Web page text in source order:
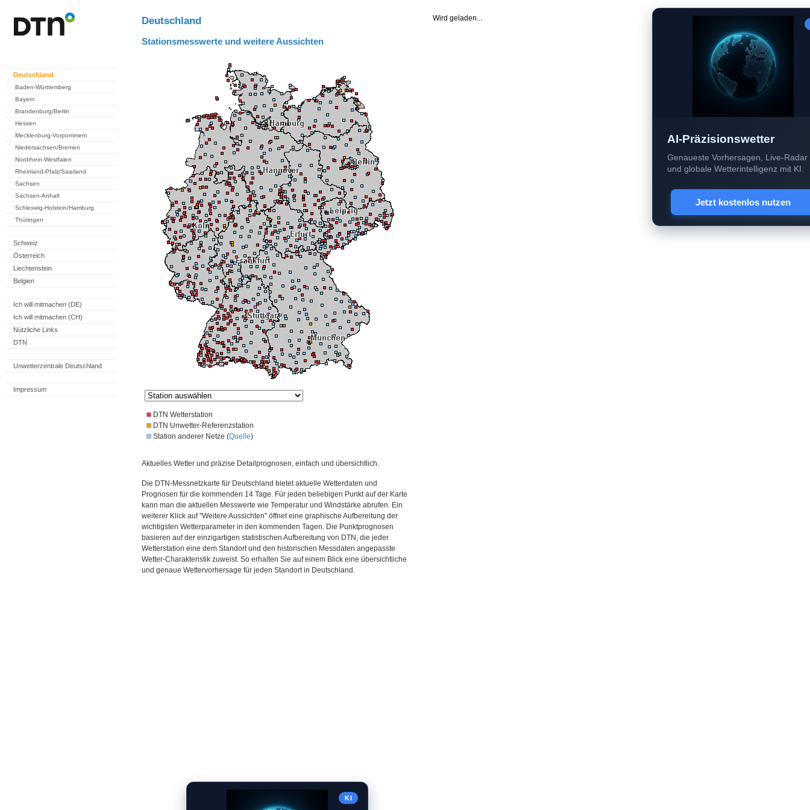
Deutschland
Baden-Württemberg
Bayern
Brandenburg/Berlin
Hessen
Mecklenburg-Vorpommern
Niedersachsen/Bremen
Nordrhein-Westfalen
Rheinland-Pfalz/Saarland
Sachsen
Sachsen-Anhalt
Schleswig-Holstein/Hamburg
Thüringen
Schweiz
Österreich
Liechtenstein
Belgien
Ich will mitmachen (DE)
Ich will mitmachen (CH)
Nützliche Links
DTN
Unwetterzentrale Deutschland
Impressum
Deutschland
Stationsmesswerte und weitere Aussichten
DTN Wetterstation
DTN Unwetter-Referenzstation
Station anderer Netze (Quelle)
Aktuelles Wetter und präzise Detailprognosen, einfach und übersichtlich.
Die DTN-Messnetzkarte für Deutschland bietet aktuelle Wetterdaten und
Prognosen für die kommenden 14 Tage. Für jeden beliebigen Punkt auf der Karte
kann man die aktuellen Messwerte wie Temperatur und Windstärke abrufen. Ein
weiterer Klick auf "Weitere Aussichten" öffnet eine graphische Aufbereitung der
wichtigsten Wetterparameter in den kommenden Tagen. Die Punktprognosen
basieren auf der einzigartigen statistischen Aufbereitung von DTN, die jeder
Wetterstation eine dem Standort und den historischen Messdaten angepasste
Wetter-Charakteristik zuweist. So erhalten Sie auf einem Blick eine übersichtliche
und genaue Wettervorhersage für jeden Standort in Deutschland.
KI
AI-Präzisionswetter
Genaueste Vorhersagen, Live-Radar
und globale Wetterintelligenz mit KI.
Jetzt kostenlos nutzen